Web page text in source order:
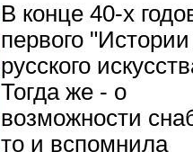
В конце 40-х
первого "Истории
русского
Тогда же - о
возможности
то и вспомнила